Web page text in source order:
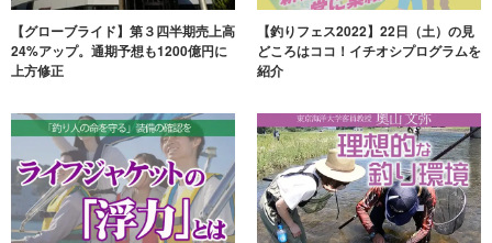
【グローブライド】第３四半期売上高
24%アップ。通期予想も1200億円に
上方修正
【釣りフェス2022】22日（土）の見
どころはココ！イチオシプログラムを
紹介